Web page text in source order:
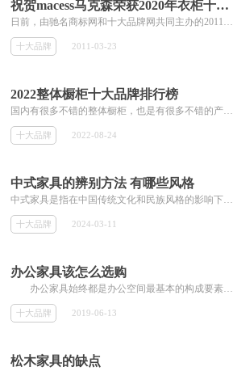
祝贺macess马克森荣获2020年衣柜十大品牌
日前，由驰名商标网和十大品牌网共同主办的2011年度衣柜十大品牌榜，其评审结果近日隆重揭晓，著名品牌macess马克森衣柜榜...
十大品牌 2011-03-23
2022整体橱柜十大品牌排行榜
国内有很多不错的整体橱柜，也是有很多不错的产品，无论走在哪里，都能看的各种各样不同的整体橱柜、这样对于需要的人有了选择的余地，不至于只有一两个品牌来选择，种类多对比之下才能选到合适自己产品，既然有那么多的整体橱柜，，这里为大家介绍几款不错的整体橱柜：欧派、海尔Haier、金牌、百V、科宝·博洛尼、方太等。
十大品牌 2022-08-24
中式家具的辨别方法 有哪些风格
中式家具是指在中国传统文化和民族风格的影响下设计和制造的家具。这种家具通常体现出中国传统的审美观念、工艺技术和文化内涵，具有深厚的历史和文化底蕴。中式家具的设计特点包括简约、大方、稳重，注重线条的流畅和比例的协调，以及对材质的精选和雕刻工艺的讲究。常见的中式家具包括床、桌、椅、柜等，常用的材料有红木、黄花梨、紫檀等，这些材料不仅具有优良的质地和纹理，而且在中国传统文化中有着重要的象征意义。中式家具在现代家居装饰中仍然具有一定的市场和影响力，受到一部分消费者的青睐。
十大品牌 2024-03-11
办公家具该怎么选购
办公家具始终都是办公空间最基本的构成要素，也是我们日常工作时接触的最多的地方。所以如果办公家具没选好，很有可能对身体造成非常大...
十大品牌 2019-06-13
松木家具的缺点